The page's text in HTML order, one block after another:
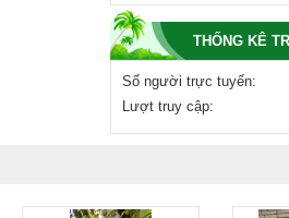
THỐNG KÊ
Số người trực tuyến:
Lượt truy cập: